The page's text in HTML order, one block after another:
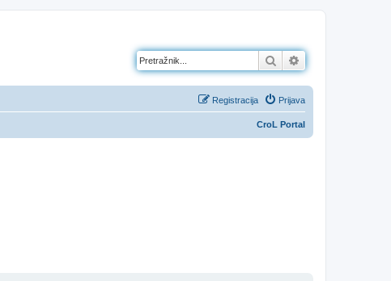
Pretražnik
Prijava
Registracija
CroL Portal